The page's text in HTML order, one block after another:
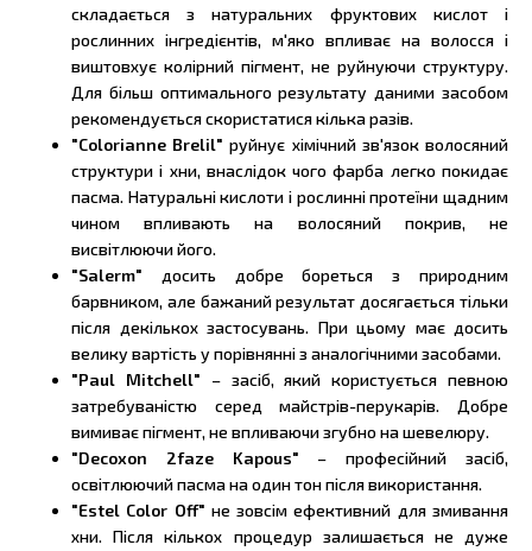
складається з натуральних фруктових кислот і
рослинних інгредієнтів, м'яко впливає на волосся і
виштовхує колірний пігмент, не руйнуючи структуру.
Для більш оптимального результату даними засобом
рекомендується скористатися кілька разів.
"Colorianne Brelil" руйнує хімічний зв'язок волосяний
структури і хни, внаслідок чого фарба легко покидає
пасма. Натуральні кислоти і рослинні протеїни щадним
чином впливають на волосяний покрив, не
висвітлюючи його.
"Salerm" досить добре бореться з природним
барвником, але бажаний результат досягається тільки
після декількох застосувань. При цьому має досить
велику вартість у порівнянні з аналогічними засобами.
"Paul Mitchell" – засіб, який користується певною
затребуваністю серед майстрів-перукарів. Добре
вимиває пігмент, не впливаючи згубно на шевелюру.
"Decoxon 2faze Kapous" – професійний засіб,
освітлюючий пасма на один тон після використання.
"Estel Color Off" не зовсім ефективний для змивання
хни. Після кількох процедур залишається не дуже